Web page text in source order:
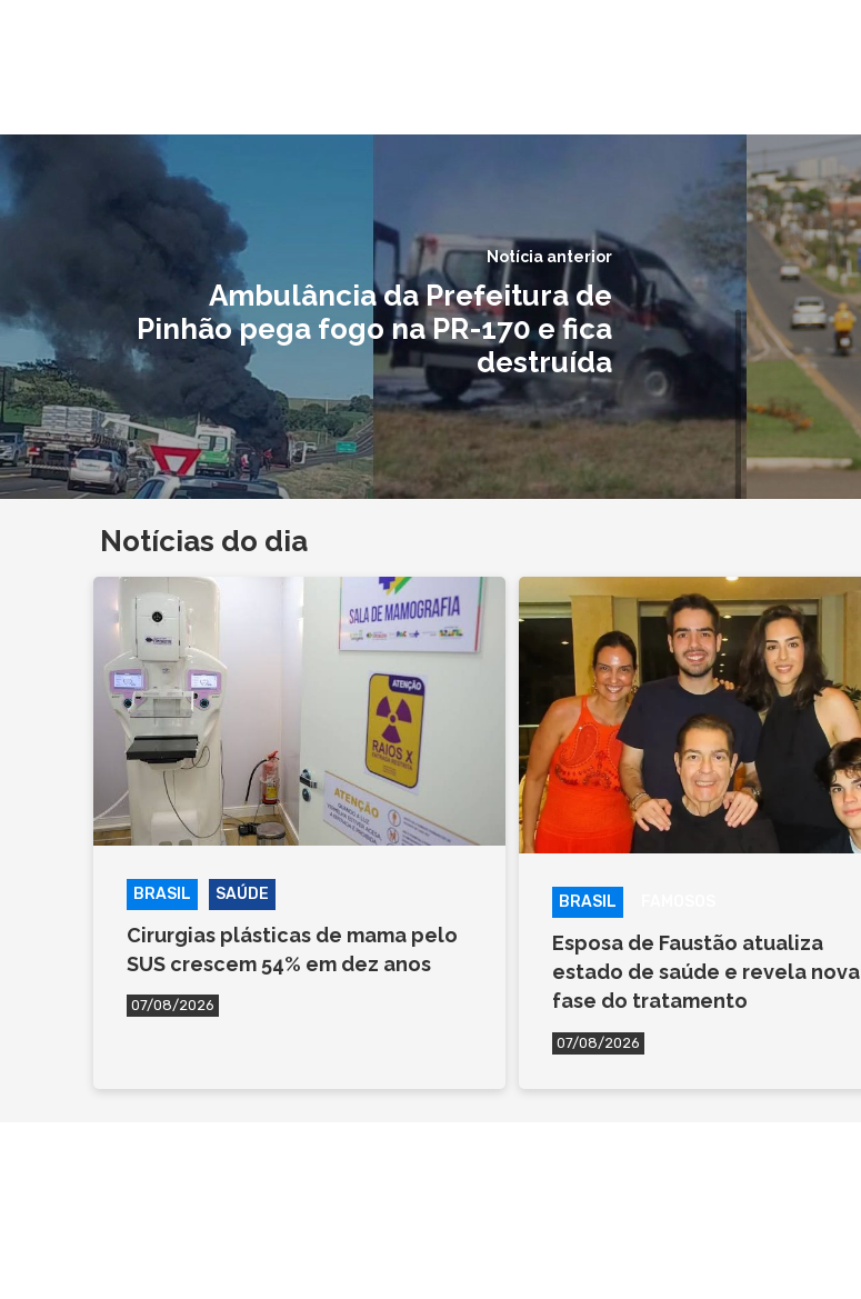
Notícia anterior
Ambulância da Prefeitura de
Pinhão pega fogo na PR-170 e fica
destruída
Notícias do dia
BRASIL SAÚDE
Cirurgias plásticas de mama pelo
SUS crescem 54% em dez anos
07/08/2026
BRASIL
Esposa de Faustão atualiza
estado de saúde e revela nova
fase do tratamento
07/08/2026